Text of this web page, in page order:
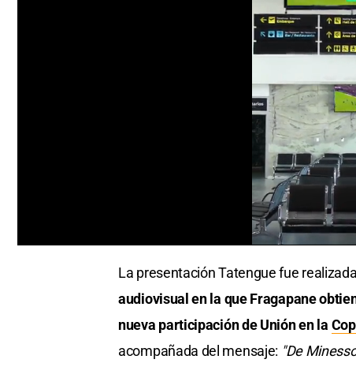
La presentación Tatengue fue
audiovisual en la que Fragapane
nueva participación de Unión en la
acompañada del mensaje: "De